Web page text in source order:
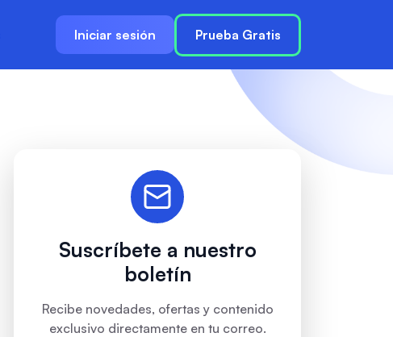
Iniciar sesión Prueba Gratis
Suscríbete a nuestro
boletín
Recibe novedades, ofertas y contenido
exclusivo directamente en tu correo.